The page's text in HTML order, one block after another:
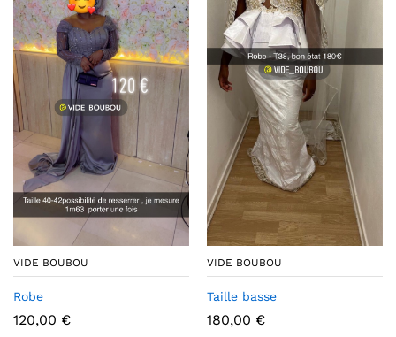
VIDE BOUBOU
Robe
120,00 €
VIDE BOUBOU
Taille basse
180,00 €